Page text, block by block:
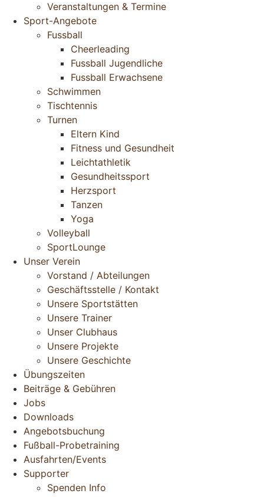
Veranstaltungen & Termine
Sport-Angebote
Fussball
Cheerleading
Fussball Jugendliche
Fussball Erwachsene
Schwimmen
Tischtennis
Turnen
Eltern Kind
Fitness und Gesundheit
Leichtathletik
Gesundheitssport
Herzsport
Tanzen
Yoga
Volleyball
SportLounge
Unser Verein
Vorstand / Abteilungen
Geschäftsstelle / Kontakt
Unsere Sportstätten
Unsere Trainer
Unser Clubhaus
Unsere Projekte
Unsere Geschichte
Übungszeiten
Beiträge & Gebühren
Jobs
Downloads
Angebotsbuchung
Fußball-Probetraining
Ausfahrten/Events
Supporter
Spenden Info